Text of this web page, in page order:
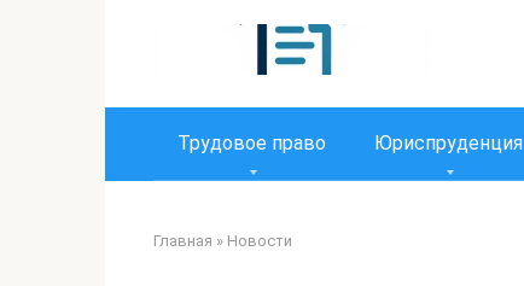
Трудовое право Юриспруденция
Главная » Новости